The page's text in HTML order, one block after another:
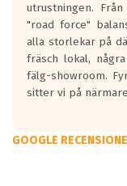
utrustningen.
"road force"
alla storlekar på
fräsch lokal,
fälg-showroom.
sitter vi på
GOOGLE